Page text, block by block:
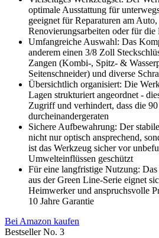
optimale Ausstattung für
geeignet für Reparaturen am
Renovierungsarbeiten oder für die
Umfangreiche Auswahl: Das
anderem einen 3/8 Zoll
Zangen (Kombi-, Spitz- &
Seitenschneider) und diverse
Übersichtlich organisiert: Die
Lagen strukturiert angeordnet -
Zugriff und verhindert, dass die
durcheinandergeraten
Sichere Aufbewahrung: Der
nicht nur optisch ansprechend,
ist das Werkzeug sicher vor
Umwelteinflüssen geschützt
Für eine langfristige Nutzung:
aus der Green Line-Serie eignet
Heimwerker und anspruchsvolle
10 Jahre Garantie
Bei Amazon kaufen
Bestseller No. 3